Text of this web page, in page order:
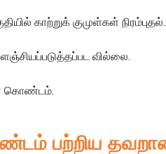
காற்றுக் குமுள்கள் நிரம்புதல்.
வில்லை.
கொண்டம்.
பற்றிய தவறான